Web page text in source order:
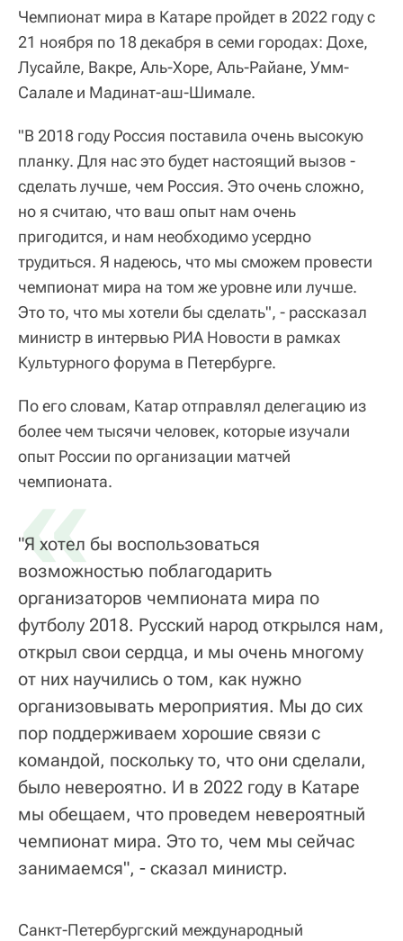
Чемпионат мира в Катаре пройдет в 2022 году с
21 ноября по 18 декабря в семи городах: Дохе,
Лусайле, Вакре, Аль-Хоре, Аль-Райане, Умм-
Салале и Мадинат-аш-Шимале.
"В 2018 году Россия поставила очень высокую
планку. Для нас это будет настоящий вызов -
сделать лучше, чем Россия. Это очень сложно,
но я считаю, что ваш опыт нам очень
пригодится, и нам необходимо усердно
трудиться. Я надеюсь, что мы сможем провести
чемпионат мира на том же уровне или лучше.
Это то, что мы хотели бы сделать", - рассказал
министр в интервью РИА Новости в рамках
Культурного форума в Петербурге.
По его словам, Катар отправлял делегацию из
более чем тысячи человек, которые изучали
опыт России по организации матчей
чемпионата.
«
"Я хотел бы воспользоваться
возможностью поблагодарить
организаторов чемпионата мира по
футболу 2018. Русский народ открылся нам,
открыл свои сердца, и мы очень многому
от них научились о том, как нужно
организовывать мероприятия. Мы до сих
пор поддерживаем хорошие связи с
командой, поскольку то, что они сделали,
было невероятно. И в 2022 году в Катаре
мы обещаем, что проведем невероятный
чемпионат мира. Это то, чем мы сейчас
занимаемся", - сказал министр.
Санкт-Петербургский международный